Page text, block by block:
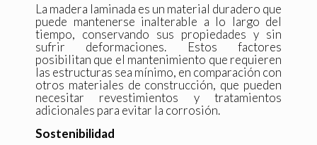
La madera laminada es un material duradero que
puede mantenerse inalterable a lo largo del
tiempo, conservando sus propiedades y sin
sufrir deformaciones. Estos factores
posibilitan que el mantenimiento que requieren
las estructuras sea mínimo, en comparación con
otros materiales de construcción, que pueden
necesitar revestimientos y tratamientos
adicionales para evitar la corrosión.
Sostenibilidad